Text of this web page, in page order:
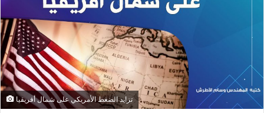
تزايد الضغط الأمريكي على شمال أفريقيا